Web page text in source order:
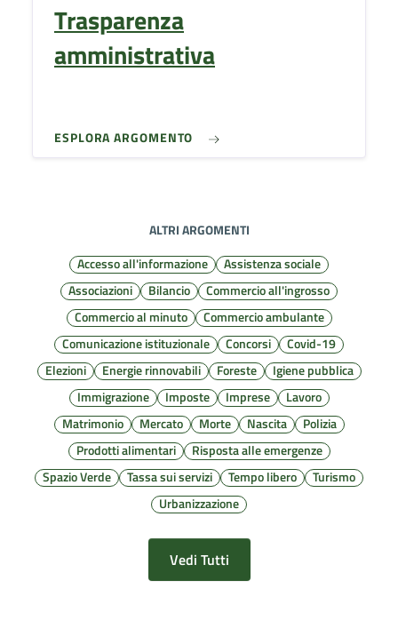
Trasparenza
amministrativa
ESPLORA ARGOMENTO
ALTRI ARGOMENTI
Accesso all'informazione
Assistenza sociale
Associazioni
Bilancio
Commercio all'ingrosso
Commercio al minuto
Commercio ambulante
Comunicazione istituzionale
Concorsi
Covid-19
Elezioni
Energie rinnovabili Foreste
Igiene pubblica
Immigrazione
Imposte Imprese
Lavoro
Matrimonio
Mercato Morte Nascita
Polizia
Prodotti alimentari
Risposta alle emergenze
Spazio Verde
Tassa sui servizi Tempo libero
Turismo
Urbanizzazione
Vedi Tutti